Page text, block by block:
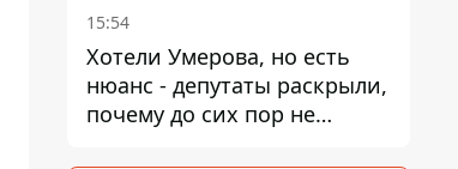
15:54
Хотели Умерова, но есть
нюанс - депутаты раскрыли,
почему до сих пор не